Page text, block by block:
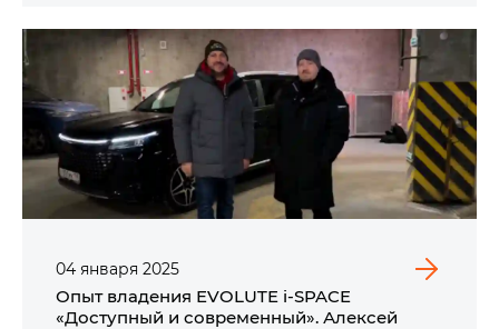
04 января 2025
Опыт владения EVOLUTE i‑SPACE
«Доступный и современный». Алексей